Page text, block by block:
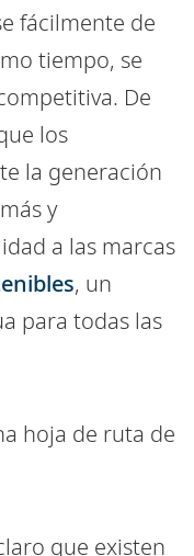
fácilmente de
tiempo, se
De
los
la generación
y
a las marcas
, un
para todas las
hoja de ruta de
que existen